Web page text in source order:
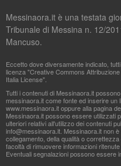
Messinaora.it è una testata
Tribunale di Messina n. 12/
Mancuso.
Eccetto dove diversamente indicato,
licenza "Creative Commons
Italia License".
Tutti i contenuti di Messinaora.it
messinaora.it come fonte ed inserire un
www.messinaora.it oppure alla pagina
Messinaora.it possono essere utilizzati
ulteriori relativi all'utilizzo dei contenuti
info@messinaora.it . Messinaora.it non
collegamento, della qualità o
facoltà di rimuovere informazioni
Eventuali segnalazioni possono essere